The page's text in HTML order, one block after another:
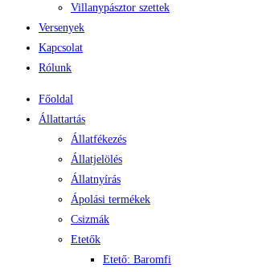
Villanypásztor szettek
Versenyek
Kapcsolat
Rólunk
Főoldal
Állattartás
Állatfékezés
Állatjelölés
Állatnyírás
Ápolási termékek
Csizmák
Etetők
Etető: Baromfi